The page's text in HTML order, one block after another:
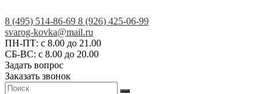
to
content
Кованые
изделия
на
заказ
в
8 (495) 514-86-69 8 (926) 425-06-99
svarog-kovka@mail.ru
ПН-ПТ: с 8.00 до 21.00
СБ-ВС: с 8.00 до 20.00
Задать вопрос
Заказать звонок